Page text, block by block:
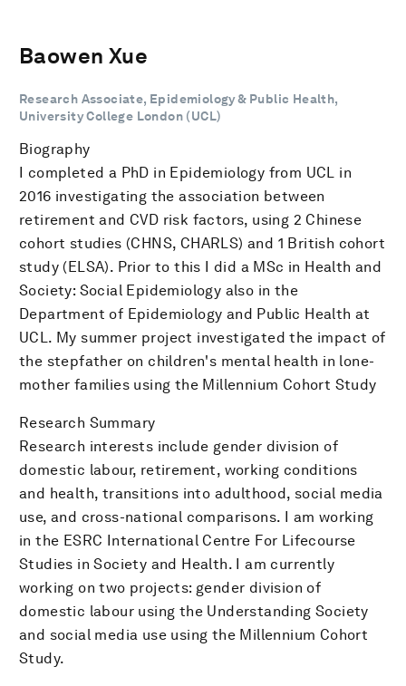
Baowen Xue
Research Associate, Epidemiology & Public Health,
University College London (UCL)
Biography
I completed a PhD in Epidemiology from UCL in
2016 investigating the association between
retirement and CVD risk factors, using 2 Chinese
cohort studies (CHNS, CHARLS) and 1 British cohort
study (ELSA). Prior to this I did a MSc in Health and
Society: Social Epidemiology also in the
Department of Epidemiology and Public Health at
UCL. My summer project investigated the impact of
the stepfather on children's mental health in lone-
mother families using the Millennium Cohort Study
Research Summary
Research interests include gender division of
domestic labour, retirement, working conditions
and health, transitions into adulthood, social media
use, and cross-national comparisons. I am working
in the ESRC International Centre For Lifecourse
Studies in Society and Health. I am currently
working on two projects: gender division of
domestic labour using the Understanding Society
and social media use using the Millennium Cohort
Study.